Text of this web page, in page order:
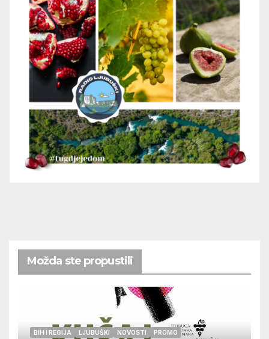
Možda ste propustili
BIH I REGIJA LJUBUŠKI NOVOSTI PROMO